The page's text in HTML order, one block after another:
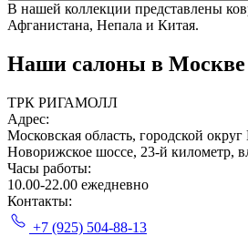
В нашей коллекции представлены
Афганистана, Непала и Китая.
Наши салоны в Москве
ТРК РИГАМОЛЛ
Адрес:
Московская область, городской округ
Новорижское шоссе, 23-й километр,
Часы работы:
10.00-22.00 ежедневно
Контакты:
+7 (925) 504-88-13